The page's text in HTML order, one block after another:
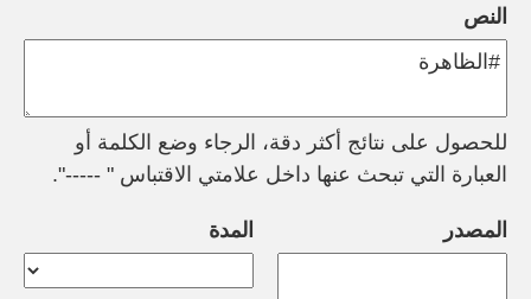
النص
للحصول على نتائج أكثر دقة، الرجاء وضع الكلمة أو
العبارة التي تبحث عنها داخل علامتي الاقتباس " -----".
المصدر المدة